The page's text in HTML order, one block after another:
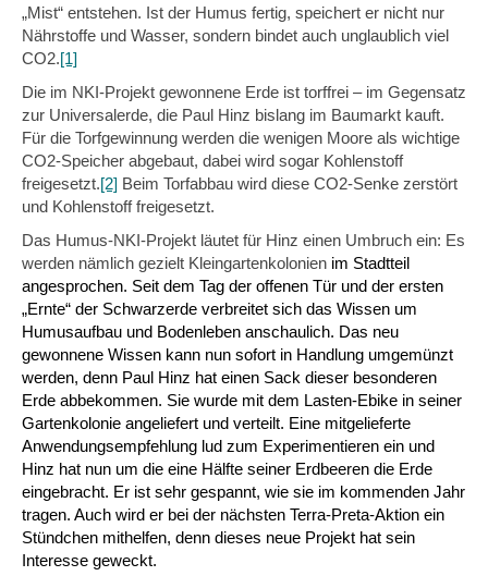
„Mist“ entstehen. Ist der Humus fertig, speichert er nicht nur
Nährstoffe und Wasser, sondern bindet auch unglaublich viel
CO2.[1]
Die im NKI-Projekt gewonnene Erde ist torffrei – im Gegensatz
zur Universalerde, die Paul Hinz bislang im Baumarkt kauft.
Für die Torfgewinnung werden die wenigen Moore als wichtige
CO2-Speicher abgebaut, dabei wird sogar Kohlenstoff
freigesetzt.[2] Beim Torfabbau wird diese CO2-Senke zerstört
und Kohlenstoff freigesetzt.
Das Humus-NKI-Projekt läutet für Hinz einen Umbruch ein: Es
werden nämlich gezielt Kleingartenkolonien im Stadtteil
angesprochen. Seit dem Tag der offenen Tür und der ersten
„Ernte“ der Schwarzerde verbreitet sich das Wissen um
Humusaufbau und Bodenleben anschaulich. Das neu
gewonnene Wissen kann nun sofort in Handlung umgemünzt
werden, denn Paul Hinz hat einen Sack dieser besonderen
Erde abbekommen. Sie wurde mit dem Lasten-Ebike in seiner
Gartenkolonie angeliefert und verteilt. Eine mitgelieferte
Anwendungsempfehlung lud zum Experimentieren ein und
Hinz hat nun um die eine Hälfte seiner Erdbeeren die Erde
eingebracht. Er ist sehr gespannt, wie sie im kommenden Jahr
tragen. Auch wird er bei der nächsten Terra-Preta-Aktion ein
Stündchen mithelfen, denn dieses neue Projekt hat sein
Interesse geweckt.